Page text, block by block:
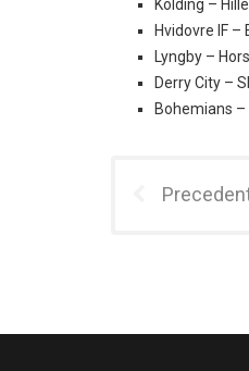
Kolding –
Hvidovre IF –
Lyngby –
Derry City –
Bohemians